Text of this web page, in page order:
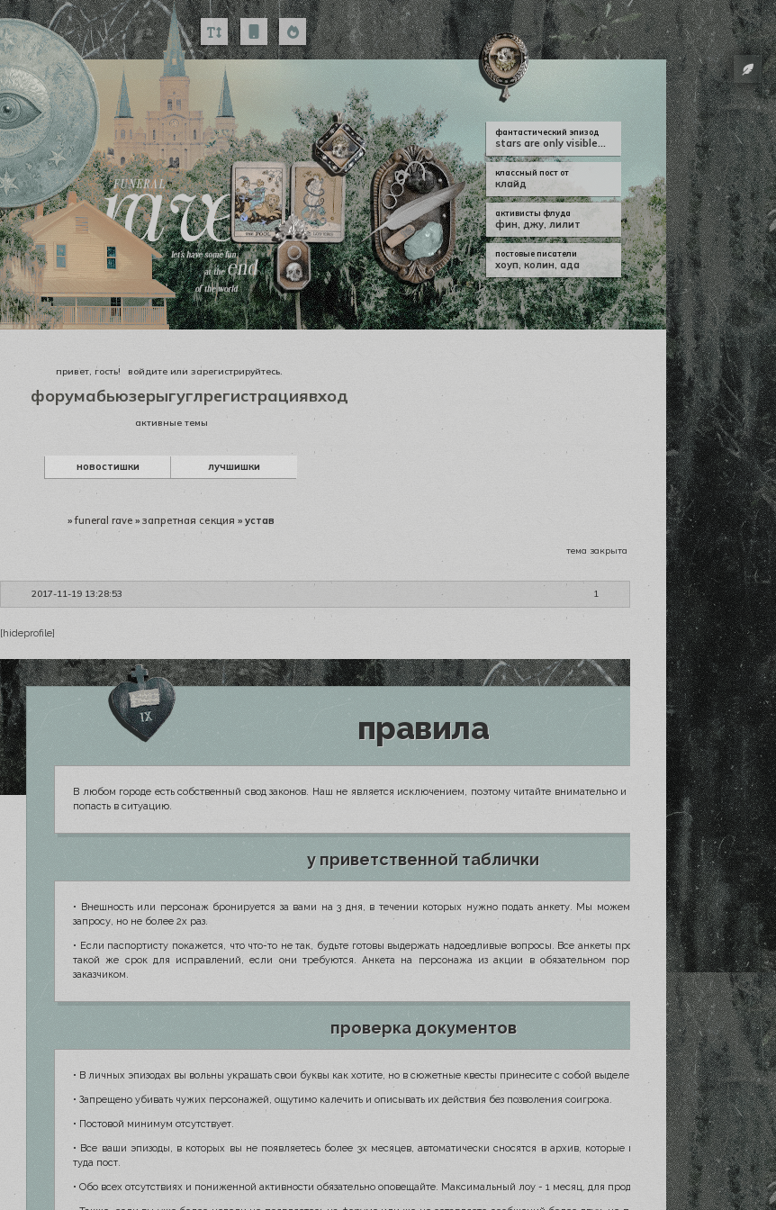
фантастический эпизод
stars are only visible...
классный пост от
клайд
активисты флуда
фин, джу, лилит
постовые писатели
хоуп, колин, ада
форумабьюзерыгуглрегистрациявход
активные темы
новостишки лучшишки
привет, гость! войдитеили зарегистрируйтесь.
»funeral rave » запретная секция » устав
тема закрыта
1
2017-11-19 13:28:53
[hideprofile]
правила
В любом городе есть собственный свод законов. Наш не является исключением, поэтому читайте внимательно и запоминайте сроки, чтобы не
попасть в ситуацию.
у приветственной таблички
• Внешность или персонаж бронируется за вами на 3 дня, в течении которых нужно подать анкету. Мы можем увеличить сроки по вашему
запросу, но не более 2х раз.
• Если паспортисту покажется, что что-то не так, будьте готовы выдержать надоедливые вопросы. Все анкеты проверяются в течение 2х дней,
такой же срок для исправлений, если они требуются. Анкета на персонажа из акции в обязательном порядке должна быть одобрена
заказчиком.
проверка документов
• В личных эпизодах вы вольны украшать свои буквы как хотите, но в сюжетные квесты принесите с собой выделение прямой речи жирным.
• Запрещено убивать чужих персонажей, ощутимо калечить и описывать их действия без позволения соигрока.
• Постовой минимум отсутствует.
• Все ваши эпизоды, в которых вы не появляетесь более 3х месяцев, автоматически сносятся в архив, которые вы сможете вернуть, отписав
туда пост.
• Обо всех отсутствиях и пониженной активности обязательно оповещайте. Максимальный лоу - 1 месяц, для продления следует отписать пост.